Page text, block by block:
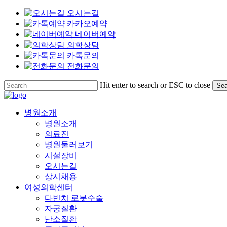
오시는길
카카오예약
네이버예약
의학상담
카톡문의
전화문의
Skip
to
main
content
Hit enter to search or ESC to close
Close
Menu
병원소개
병원소개
의료진
병원둘러보기
시설장비
오시는길
상시채용
여성의학센터
다빈치 로봇수술
자궁질환
난소질환